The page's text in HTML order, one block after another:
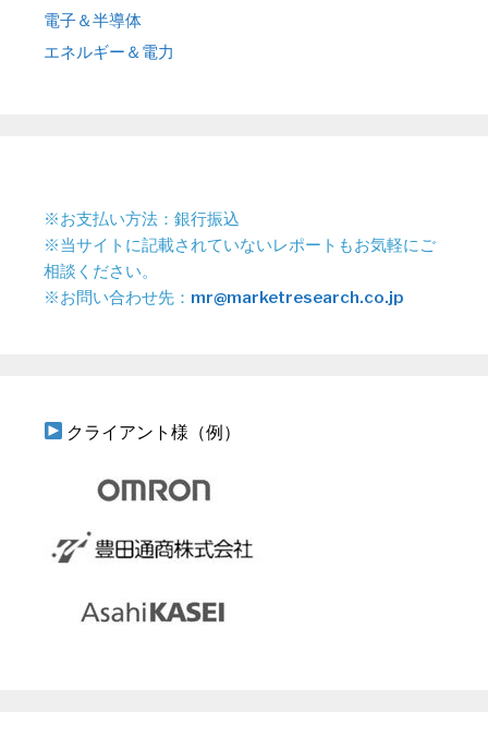
電子＆半導体
エネルギー＆電力
※お支払い方法：銀行振込
※当サイトに記載されていないレポートもお気軽にご
相談ください。
※お問い合わせ先： mr@marketresearch.co.jp
クライアント様（例）